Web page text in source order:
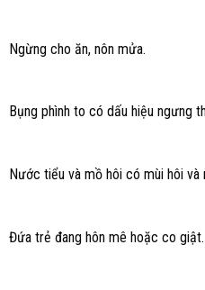
Ngừng cho ăn, nôn mửa.
Bụng phình to có dấu hiệu ngưng
Nước tiểu và mồ hôi có mùi hôi và
Đứa trẻ đang hôn mê hoặc co giật.